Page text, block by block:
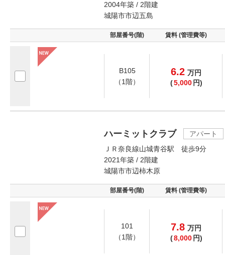
2004年築 / 2階建
城陽市市辺五島
部屋番号(階) 賃料 (管理費等)
B105
（1階）
6.2 万円
(5,000 円)
ハーミットクラブ
アパート
ＪＲ奈良線山城青谷駅 徒歩9分
2021年築 / 2階建
城陽市市辺柿木原
部屋番号(階) 賃料 (管理費等)
101
（1階）
7.8 万円
(8,000 円)